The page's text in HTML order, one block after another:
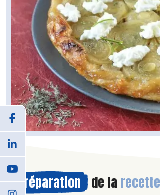
Préparation de la recette